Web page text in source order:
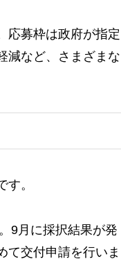
応募枠は政府が指定
減など、さまざまな
。
9月に採択結果が発
て交付申請を行いま